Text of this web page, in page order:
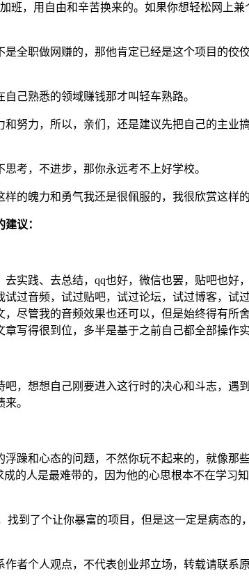
班，用自由和辛苦换来的。如果你想轻松网上
全职做网赚的，那他肯定已经是这个项目的
己熟悉的领域赚钱那才叫轻车熟路。
努力，所以，亲们，还是建议先把自己的主
考，不进步，那你永远考不上好学校。
的魄力和勇气我还是很佩服的，我很欣赏这样
议：
实践、去总结，qq也好，微信也罢，贴吧也
过音频，试过贴吧，试过论坛，试过博客，
尽管我的音频效果也还可以，但是始终得有
写得很到位，多半是基于之前自己都全部操作
，想想自己刚要进入这行时的决心和斗志，遇
。
躁和心态的问题，不然你玩不起来的，就像
的人是最难带的，因为他的心思根本不在学
到了个让你暴富的项目，但是这一定是病态
者个人观点，不代表创业邦立场，转载请联系